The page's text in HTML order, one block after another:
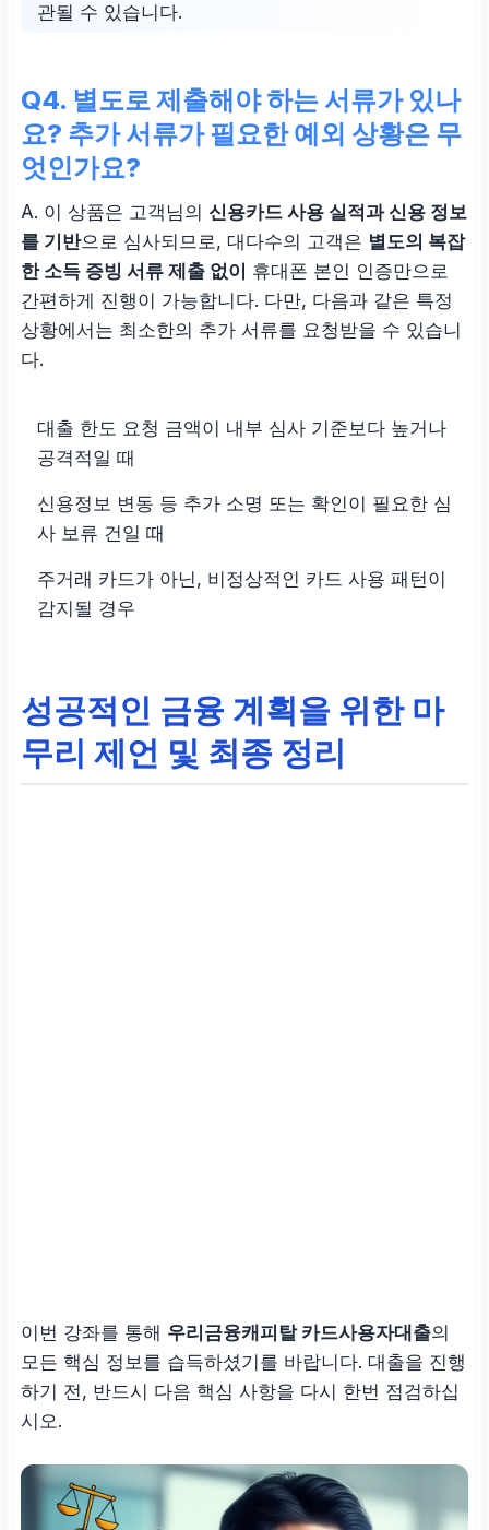
관될 수 있습니다.
Q4. 별도로 제출해야 하는 서류가 있나
요? 추가 서류가 필요한 예외 상황은 무
엇인가요?
A. 이 상품은 고객님의 신용카드 사용 실적과 신용 정보
를 기반으로 심사되므로, 대다수의 고객은 별도의 복잡
한 소득 증빙 서류 제출 없이
휴대폰 본인 인증만으로
간편하게 진행이 가능합니다. 다만, 다음과 같은 특정
상황에서는 최소한의 추가 서류를 요청받을 수 있습니
다.
대출 한도 요청 금액이 내부 심사 기준보다 높거나
공격적일 때
신용정보 변동 등 추가 소명 또는 확인이 필요한 심
사 보류 건일 때
주거래 카드가 아닌, 비정상적인 카드 사용 패턴이
감지될 경우
성공적인 금융 계획을 위한 마
무리 제언 및 최종 정리
이번 강좌를 통해 우리금융캐피탈 카드사용자대출의
모든 핵심 정보를 습득하셨기를 바랍니다. 대출을 진행
하기 전, 반드시 다음 핵심 사항을 다시 한번 점검하십
시오.